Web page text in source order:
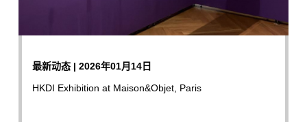
最新动态 | 2026年01月14日
HKDI Exhibition at Maison&Objet, Paris